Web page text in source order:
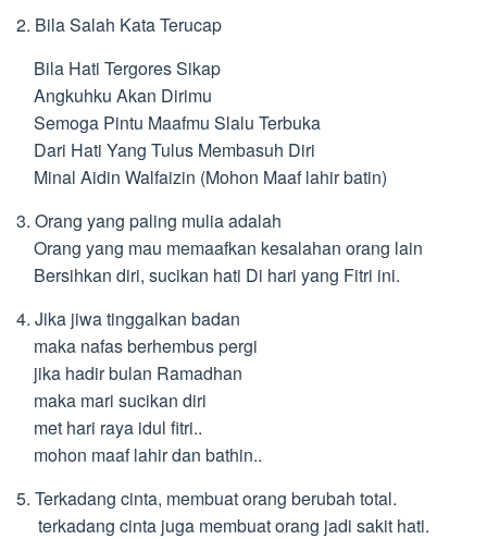
2. Bila Salah Kata Terucap
Bila Hati Tergores Sikap
Angkuhku Akan Dirimu
Semoga Pintu Maafmu Slalu Terbuka
Dari Hati Yang Tulus Membasuh Diri
Minal Aidin Walfaizin (Mohon Maaf lahir batin)
3. Orang yang paling mulia adalah
Orang yang mau memaafkan kesalahan orang lain
Bersihkan diri, sucikan hati Di hari yang Fitri ini.
4. Jika jiwa tinggalkan badan
maka nafas berhembus pergi
jika hadir bulan Ramadhan
maka mari sucikan diri
met hari raya idul fitri..
mohon maaf lahir dan bathin..
5. Terkadang cinta, membuat orang berubah total.
terkadang cinta juga membuat orang jadi sakit hati.